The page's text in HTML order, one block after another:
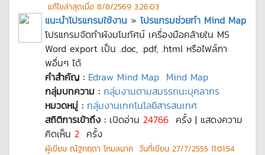
แก้ไขล่าสุดเมื่อ 8/8/2569 3:26:03
แนะนำโปรแกรมใช้งาน » โปรแกรมช่วยทำ Mind Map
โปรแกรมจัดทำผังมโนทัศน์ เครื่องมือคล้ายใน MS
Word export เป็น .doc, .pdf, .html หรือไฟล์ภา
พอื่นๆ ได้
คำสำคัญ : Edraw Mind Map Mind Map
กลุ่มบทความ : กลุ่มงานตามสมรรถนะบุคลากร
หมวดหมู่ : กลุ่มงานเทคโนโลยีสารสนเทศ
สถิติการเข้าถึง : เปิดอ่าน 24766 ครั้ง | แสดงความ
คิดเห็น 2 ครั้ง
ผู้เขียน ณัฐกฤตา โกมลนาค วันที่เขียน 27/7/2555 11:01:54